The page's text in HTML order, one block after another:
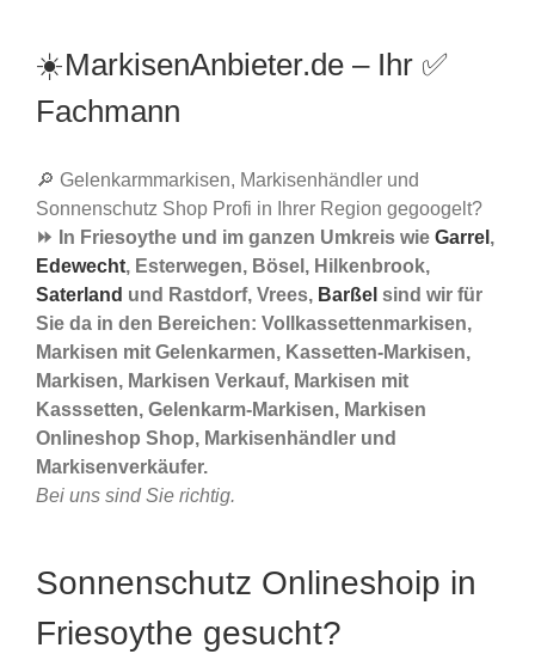
☀️MarkisenAnbieter.de – Ihr ✅
Fachmann
🔎 Gelenkarmmarkisen, Markisenhändler und
Sonnenschutz Shop Profi in Ihrer Region gegoogelt?
⏩ In Friesoythe und im ganzen Umkreis wie Garrel ,
Edewecht, Esterwegen, Bösel, Hilkenbrook,
Saterland und Rastdorf, Vrees, Barßel sind wir für
Sie da in den Bereichen: Vollkassettenmarkisen,
Markisen mit Gelenkarmen, Kassetten-Markisen,
Markisen, Markisen Verkauf, Markisen mit
Kasssetten, Gelenkarm-Markisen, Markisen
Onlineshop Shop, Markisenhändler und
Markisenverkäufer.
Bei uns sind Sie richtig.
Sonnenschutz Onlineshoip in
Friesoythe gesucht?